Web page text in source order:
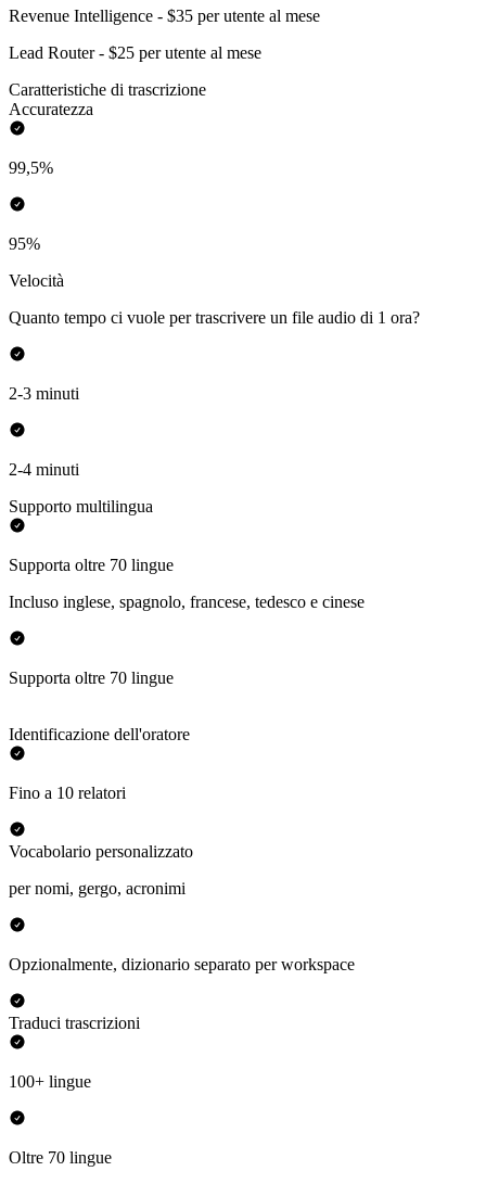
Revenue Intelligence - $35 per utente al mese
Lead Router - $25 per utente al mese
Caratteristiche di trascrizione
Accuratezza
99,5%
95%
Velocità
Quanto tempo ci vuole per trascrivere un file audio di 1 ora?
2-3 minuti
2-4 minuti
Supporto multilingua
Supporta oltre 70 lingue
Incluso inglese, spagnolo, francese, tedesco e cinese
Supporta oltre 70 lingue
Identificazione dell'oratore
Fino a 10 relatori
Vocabolario personalizzato
per nomi, gergo, acronimi
Opzionalmente, dizionario separato per workspace
Traduci trascrizioni
100+ lingue
Oltre 70 lingue